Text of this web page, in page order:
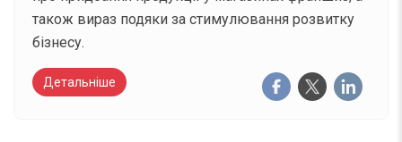
також вираз подяки за стимулювання розвитку
бізнесу.
Детальніше